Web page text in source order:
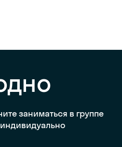
заниматься в группе